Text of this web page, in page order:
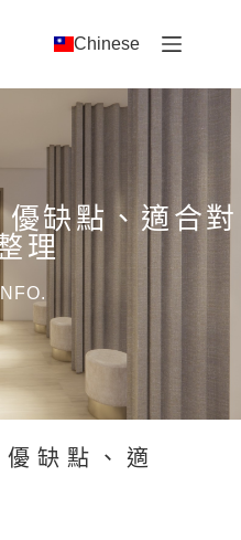
Chinese
缺點、適合對
理
缺點、適